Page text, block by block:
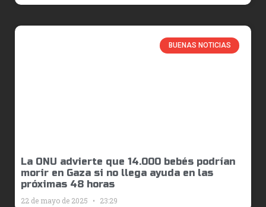
BUENAS NOTICIAS
La ONU advierte que 14.000 bebés podrían
morir en Gaza si no llega ayuda en las
próximas 48 horas
22 de mayo de 2025 23:29